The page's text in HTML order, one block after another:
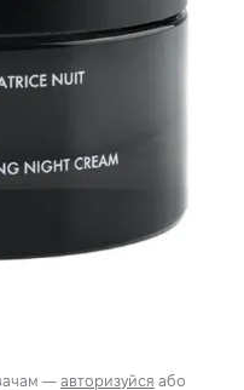
— авторизуйся або